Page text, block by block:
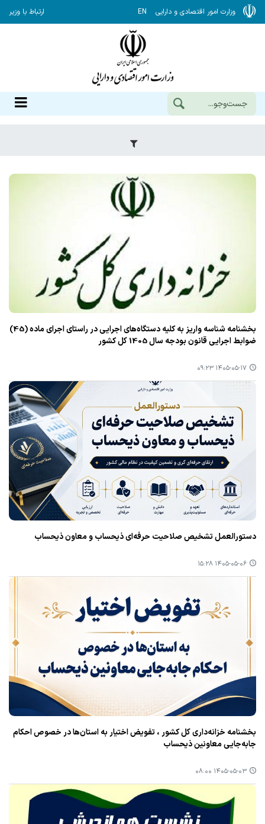
وزارت امور اقتصادی و دارایی EN ارتباط با وزیر
بخشنامه شناسه واریز به کلیه دستگاه‌های اجرایی در راستای اجرای ماده (45)
ضوابط اجرایی قانون بودجه سال 1405 کل کشور
۱۴۰۵-۰۵-۱۷ ۰۹:۲۳
دستورالعمل تشخیص صلاحیت حرفه‌ای ذیحساب و معاون ذیحساب
۱۴۰۵-۰۵-۰۶ ۱۵:۲۸
بخشنامه خزانه‌داری کل کشور ، تفویض اختیار به استان‌ها در خصوص احکام
جابه‌جایی معاونین ذیحساب
۱۴۰۵-۰۵-۰۳ ۰۸:۰۰